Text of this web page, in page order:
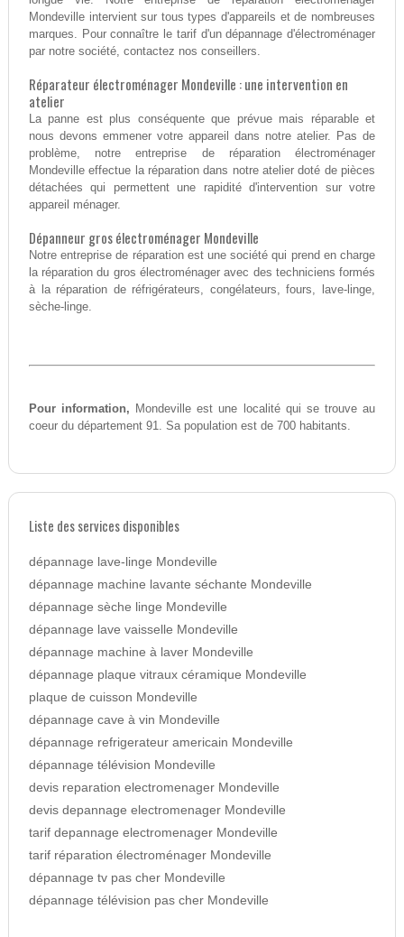
Mondeville intervient sur tous types d'appareils et de nombreuses
marques. Pour connaître le tarif d'un dépannage d'électroménager
par notre société, contactez nos conseillers.
Réparateur électroménager Mondeville : une intervention en
atelier
La panne est plus conséquente que prévue mais réparable et
nous devons emmener votre appareil dans notre atelier. Pas de
problème, notre entreprise de réparation électroménager
Mondeville effectue la réparation dans notre atelier doté de pièces
détachées qui permettent une rapidité d'intervention sur votre
appareil ménager.
Dépanneur gros électroménager Mondeville
Notre entreprise de réparation est une société qui prend en charge
la réparation du gros électroménager avec des techniciens formés
à la réparation de réfrigérateurs, congélateurs, fours, lave-linge,
sèche-linge.
Pour information, Mondeville est une localité qui se trouve au
coeur du département 91. Sa population est de 700 habitants.
Liste des services disponibles
dépannage lave-linge Mondeville
dépannage machine lavante séchante Mondeville
dépannage sèche linge Mondeville
dépannage lave vaisselle Mondeville
dépannage machine à laver Mondeville
dépannage plaque vitraux céramique Mondeville
plaque de cuisson Mondeville
dépannage cave à vin Mondeville
dépannage refrigerateur americain Mondeville
dépannage télévision Mondeville
devis reparation electromenager Mondeville
devis depannage electromenager Mondeville
tarif depannage electromenager Mondeville
tarif réparation électroménager Mondeville
dépannage tv pas cher Mondeville
dépannage télévision pas cher Mondeville